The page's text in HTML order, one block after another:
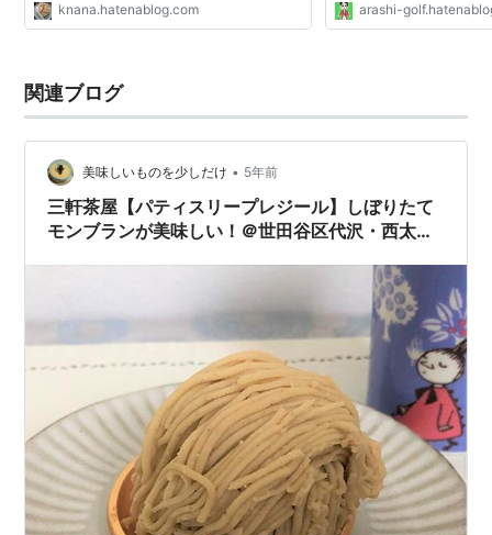
knana.hatenablog.com arashi-
関連ブログ
美味しいものを少しだけ • 5年前
三軒茶屋【パティスリープレジール】しぼりたて
モンブランが美味しい！＠世田谷区代沢・西太子